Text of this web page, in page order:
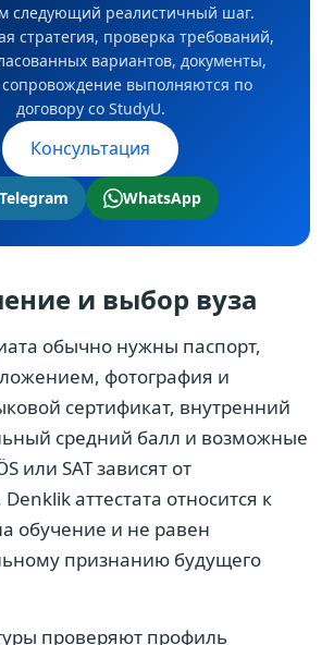
следующий реалистичный шаг.
стратегия, проверка требований,
вариантов, документы,
выполняются по
договору со StudyU.
Консультация
Telegram WhatsApp
и выбор вуза
обычно нужны паспорт,
фотография и
сертификат, внутренний
средний балл и возможные
или SAT зависят от
аттестата относится к
обучение и не равен
признанию будущего
проверяют профиль